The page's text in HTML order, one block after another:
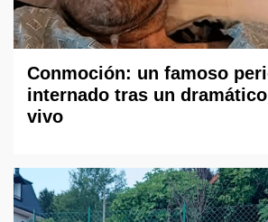
Conmoción: un famoso
internado tras un
vivo